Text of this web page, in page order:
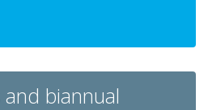
biannual